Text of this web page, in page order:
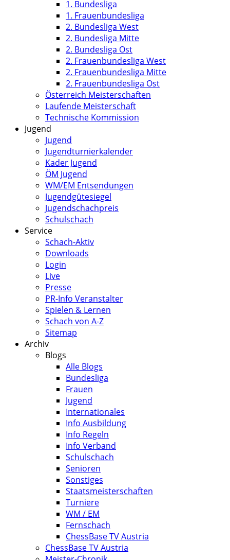
1. Bundesliga
1. Frauenbundesliga
2. Bundesliga West
2. Bundesliga Mitte
2. Bundesliga Ost
2. Frauenbundesliga West
2. Frauenbundesliga Mitte
2. Frauenbundesliga Ost
Österreich Meisterschaften
Laufende Meisterschaft
Technische Kommission
Jugend
Jugend
Jugendturnierkalender
Kader Jugend
ÖM Jugend
WM/EM Entsendungen
Jugendgütesiegel
Jugendschachpreis
Schulschach
Service
Schach-Aktiv
Downloads
Login
Live
Presse
PR-Info Veranstalter
Spielen & Lernen
Schach von A-Z
Sitemap
Archiv
Blogs
Alle Blogs
Bundesliga
Frauen
Jugend
Internationales
Info Ausbildung
Info Regeln
Info Verband
Schulschach
Senioren
Sonstiges
Staatsmeisterschaften
Turniere
WM / EM
Fernschach
ChessBase TV Austria
ChessBase TV Austria